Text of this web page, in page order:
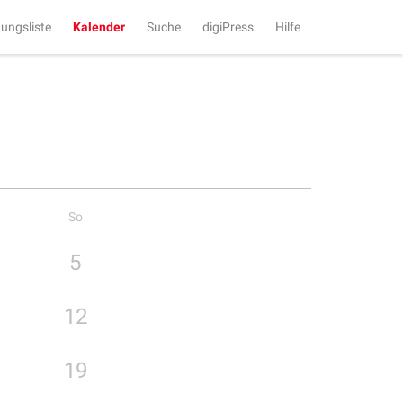
Kalender Suche digiPress Hilfe
So
5
12
19